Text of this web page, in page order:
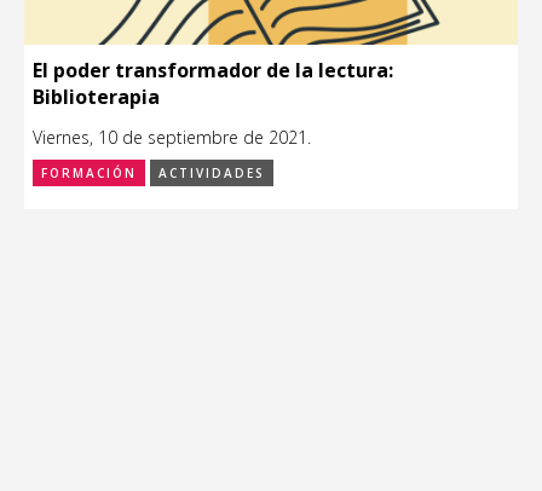
El poder transformador de la lectura:
Biblioterapia
Viernes, 10 de septiembre de 2021.
FORMACIÓN ACTIVIDADES